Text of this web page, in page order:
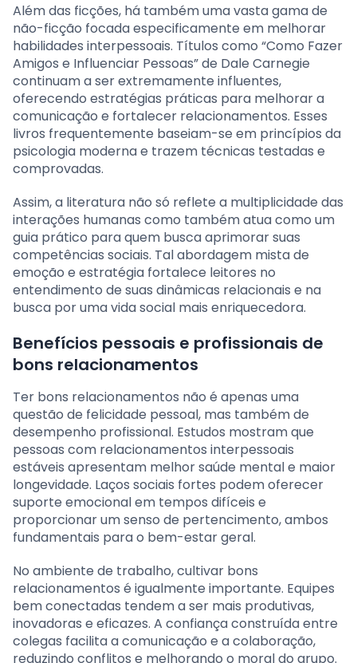
Além das ficções, há também uma vasta gama de
não-ficção focada especificamente em melhorar
habilidades interpessoais. Títulos como “Como Fazer
Amigos e Influenciar Pessoas” de Dale Carnegie
continuam a ser extremamente influentes,
oferecendo estratégias práticas para melhorar a
comunicação e fortalecer relacionamentos. Esses
livros frequentemente baseiam-se em princípios da
psicologia moderna e trazem técnicas testadas e
comprovadas.
Assim, a literatura não só reflete a multiplicidade das
interações humanas como também atua como um
guia prático para quem busca aprimorar suas
competências sociais. Tal abordagem mista de
emoção e estratégia fortalece leitores no
entendimento de suas dinâmicas relacionais e na
busca por uma vida social mais enriquecedora.
Benefícios pessoais e profissionais de
bons relacionamentos
Ter bons relacionamentos não é apenas uma
questão de felicidade pessoal, mas também de
desempenho profissional. Estudos mostram que
pessoas com relacionamentos interpessoais
estáveis apresentam melhor saúde mental e maior
longevidade. Laços sociais fortes podem oferecer
suporte emocional em tempos difíceis e
proporcionar um senso de pertencimento, ambos
fundamentais para o bem-estar geral.
No ambiente de trabalho, cultivar bons
relacionamentos é igualmente importante. Equipes
bem conectadas tendem a ser mais produtivas,
inovadoras e eficazes. A confiança construída entre
colegas facilita a comunicação e a colaboração,
reduzindo conflitos e melhorando o moral do grupo.